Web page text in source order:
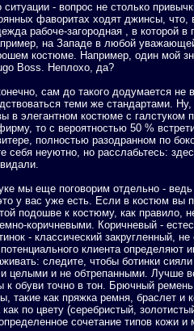
ситуации - вопрос не столько
фаворитах ходят джинсы,
рабоче-загородная , в которой
на Западе в любой
костюме. Например, один мой
Boss. Неплохо, да?
сам до такого додумается
теми же стандартами.
в элегантном костюме с галстуком
то с вероятностью 50 %
полностью разодранном по
себя неуютно, но расслабьтесь:
мы еще поговорим отдельно -
у вас уже есть. Если в костюм вы
подошве к костюму, как правило,
коричневыми. Коричневый -
- классический закругленный,
клиента
следите, чтобы ботинки
целыми и не обтрепанными. Лучше
к обуви точно в тон. Брючный
такие как пряжка ремня, браслет и
по цвету (серебристый,
сочетание типов кожи и